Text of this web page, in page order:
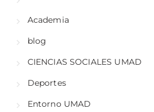
Academia
blog
CIENCIAS SOCIALES UMAD
Deportes
Entorno UMAD